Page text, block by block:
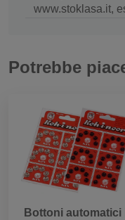
www.stoklasa.it,
Potrebbe
Bottoni automatici